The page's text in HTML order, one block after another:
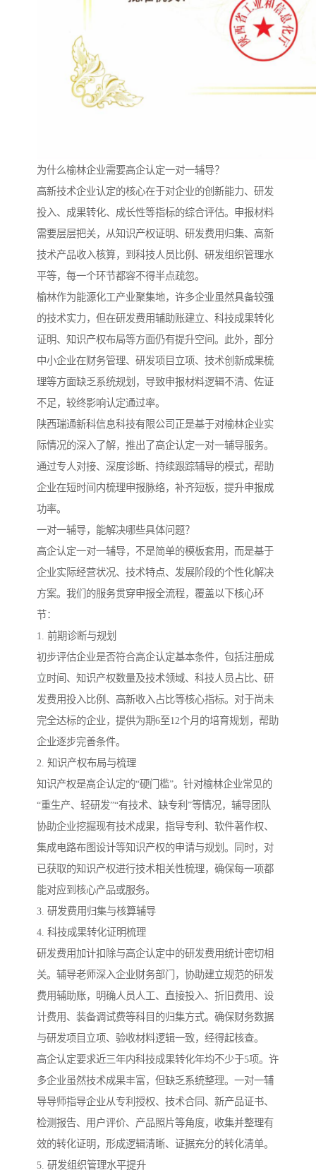
为什么榆林企业需要高企认定一对一辅导？
高新技术企业认定的核心在于对企业的创新能力、研发
投入、成果转化、成长性等指标的综合评估。申报材料
需要层层把关，从知识产权证明、研发费用归集、高新
技术产品收入核算，到科技人员比例、研发组织管理水
平等，每一个环节都容不得半点疏忽。
榆林作为能源化工产业聚集地，许多企业虽然具备较强
的技术实力，但在研发费用辅助账建立、科技成果转化
证明、知识产权布局等方面仍有提升空间。此外，部分
中小企业在财务管理、研发项目立项、技术创新成果梳
理等方面缺乏系统规划，导致申报材料逻辑不清、佐证
不足，较终影响认定通过率。
陕西瑞通新科信息科技有限公司正是基于对榆林企业实
际情况的深入了解，推出了高企认定一对一辅导服务。
通过专人对接、深度诊断、持续跟踪辅导的模式，帮助
企业在短时间内梳理申报脉络，补齐短板，提升申报成
功率。
一对一辅导，能解决哪些具体问题？
高企认定一对一辅导，不是简单的模板套用，而是基于
企业实际经营状况、技术特点、发展阶段的个性化解决
方案。我们的服务贯穿申报全流程，覆盖以下核心环
节：
1. 前期诊断与规划
初步评估企业是否符合高企认定基本条件，包括注册成
立时间、知识产权数量及技术领域、科技人员占比、研
发费用投入比例、高新收入占比等核心指标。对于尚未
完全达标的企业，提供为期6至12个月的培育规划，帮助
企业逐步完善条件。
2. 知识产权布局与梳理
知识产权是高企认定的“硬门槛”。针对榆林企业常见的
“重生产、轻研发”“有技术、缺专利”等情况，辅导团队
协助企业挖掘现有技术成果，指导专利、软件著作权、
集成电路布图设计等知识产权的申请与规划。同时，对
已获取的知识产权进行技术相关性梳理，确保每一项都
能对应到核心产品或服务。
3. 研发费用归集与核算辅导
4. 科技成果转化证明梳理
研发费用加计扣除与高企认定中的研发费用统计密切相
关。辅导老师深入企业财务部门，协助建立规范的研发
费用辅助账，明确人员人工、直接投入、折旧费用、设
计费用、装备调试费等科目的归集方式。确保财务数据
与研发项目立项、验收材料逻辑一致，经得起核查。
高企认定要求近三年内科技成果转化年均不少于5项。许
多企业虽然技术成果丰富，但缺乏系统整理。一对一辅
导导师指导企业从专利授权、技术合同、新产品证书、
检测报告、用户评价、产品照片等角度，收集并整理有
效的转化证明，形成逻辑清晰、证据充分的转化清单。
5. 研发组织管理水平提升